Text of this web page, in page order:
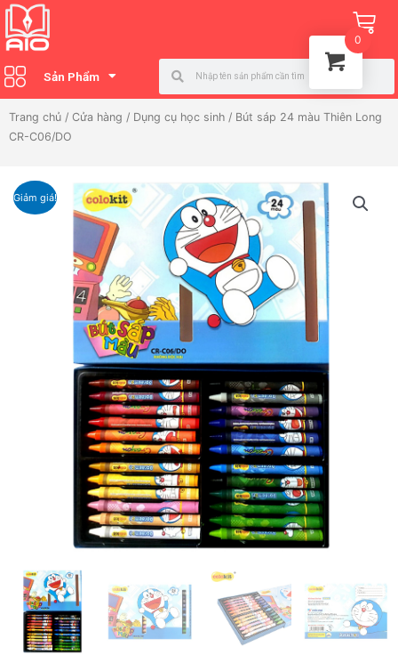
Nhảy
tới
nội
dung
Sản Phẩm
Search
Trang chủ / Cửa hàng / Dụng cụ học sinh / Bút sáp 24 màu Thiên Long
CR-C06/DO
Giảm giá!
0